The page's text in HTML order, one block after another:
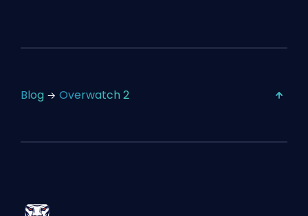
Blog Overwatch 2